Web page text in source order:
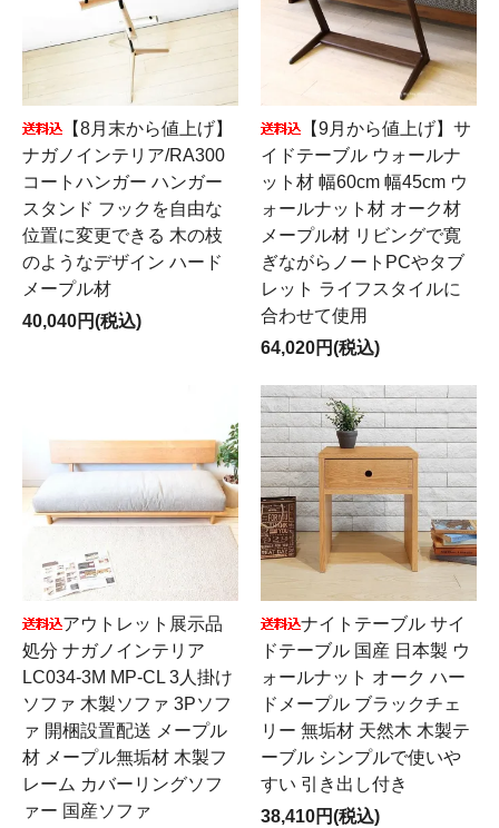
【8月末から値上げ】
ナガノインテリア/RA300
コートハンガー ハンガー
スタンド フックを自由な
位置に変更できる 木の枝
のようなデザイン ハード
メープル材
40,040円(税込)
【9月から値上げ】サ
イドテーブル ウォールナ
ット材 幅60cm 幅45cm ウ
ォールナット材 オーク材
メープル材 リビングで寛
ぎながらノートPCやタブ
レット ライフスタイルに
合わせて使用
64,020円(税込)
アウトレット展示品
処分 ナガノインテリア
LC034-3M MP-CL 3人掛け
ソファ 木製ソファ 3Pソフ
ァ 開梱設置配送 メープル
材 メープル無垢材 木製フ
レーム カバーリングソフ
ァー 国産ソファ
ナイトテーブル サイ
ドテーブル 国産 日本製 ウ
ォールナット オーク ハー
ドメープル ブラックチェ
リー 無垢材 天然木 木製テ
ーブル シンプルで使いや
すい 引き出し付き
38,410円(税込)